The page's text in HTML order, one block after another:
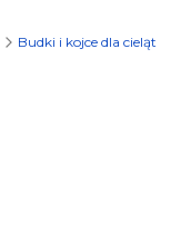
Budki i kojce dla cieląt